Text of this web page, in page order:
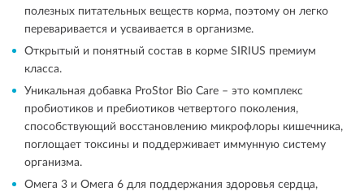
полезных питательных веществ корма, поэтому он легко
переваривается и усваивается в организме.
Открытый и понятный состав в корме SIRIUS премиум
класса.
Уникальная добавка ProStor Bio Care – это комплекс
пробиотиков и пребиотиков четвертого поколения,
способствующий восстановлению микрофлоры кишечника,
поглощает токсины и поддерживает иммунную систему
организма.
Омега 3 и Омега 6 для поддержания здоровья сердца,